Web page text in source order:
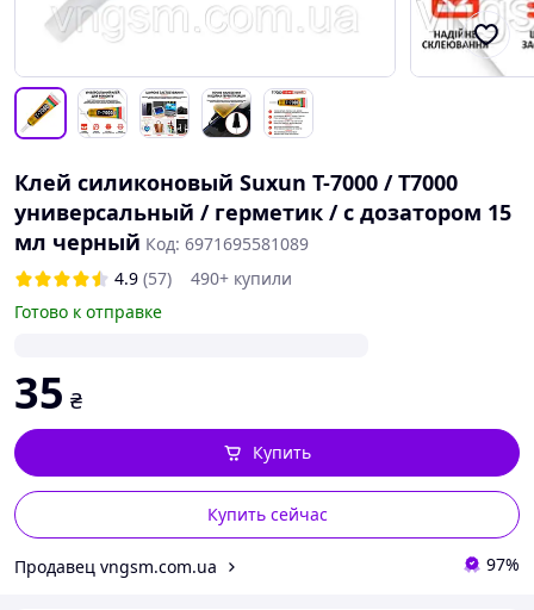
Клей силиконовый Suxun T-7000 / T7000
универсальный / герметик / с дозатором 15
мл черный Код: 6971695581089
4.9 (57)
490+ купили
Готово к отправке
35 ₴
Купить сейчас
Купить
Продавец vngsm.com.ua 97%